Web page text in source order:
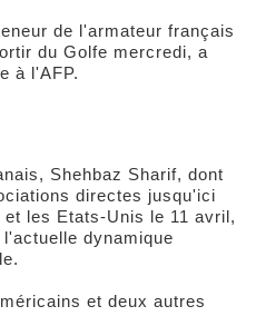
de l'armateur français
du Golfe mercredi, a
à l'AFP.
directes jusqu'ici
les Etats-Unis le 11 avril,
dynamique
et deux autres